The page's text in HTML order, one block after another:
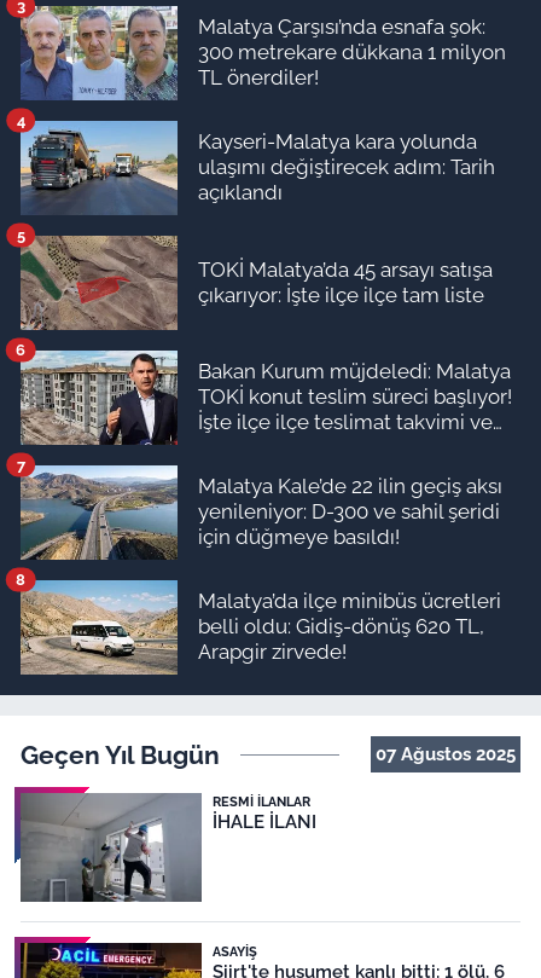
Malatya Çarşısı’nda esnafa şok:
300 metrekare dükkana 1 milyon
TL önerdiler!
3
Kayseri-Malatya kara yolunda
ulaşımı değiştirecek adım: Tarih
açıklandı
4
TOKİ Malatya’da 45 arsayı satışa
çıkarıyor: İşte ilçe ilçe tam liste
5
Bakan Kurum müjdeledi: Malatya
TOKİ konut teslim süreci başlıyor!
İşte ilçe ilçe teslimat takvimi ve
6
Malatya Kale’de 22 ilin geçiş aksı
yenileniyor: D-300 ve sahil şeridi
için düğmeye basıldı!
7
Malatya’da ilçe minibüs ücretleri
belli oldu: Gidiş-dönüş 620 TL,
Arapgir zirvede!
8
Geçen Yıl Bugün 07 Ağustos 2025
RESMI İLANLAR
İHALE İLANI
ASAYIŞ
Siirt'te husumet kanlı bitti: 1 ölü, 6